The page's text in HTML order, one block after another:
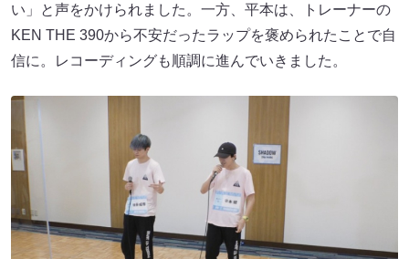
い」と声をかけられました。一方、平本は、トレーナーの
KEN THE 390から不安だったラップを褒められたことで自
信に。レコーディングも順調に進んでいきました。